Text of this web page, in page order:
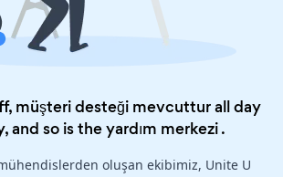
müşteri desteği mevcuttur all day
and so is theyardım merkezi.
oluşan ekibimiz, Unite U